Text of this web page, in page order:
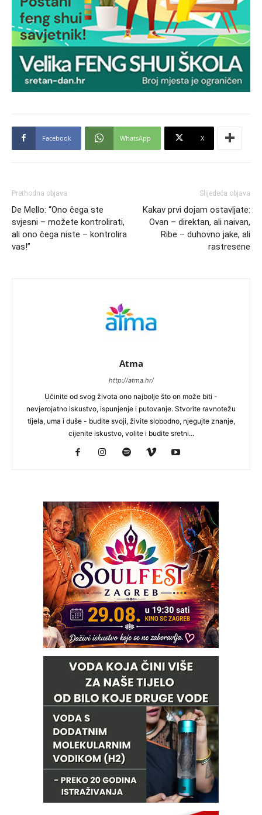
Facebook WhatsApp X
Prethodna objava
De Mello: “Ono čega ste
svjesni – možete kontrolirati,
ali ono čega niste – kontrolira
vas!”
Slijedeća objava
Kakav prvi dojam ostavljate:
Ovan – direktan, ali naivan,
Ribe – duhovno jake, ali
rastresene
Atma
http://atma.hr/
Učinite od svog života ono najbolje što on može biti -
nevjerojatno iskustvo, ispunjenje i putovanje. Stvorite ravnotežu
tijela, uma i duše - budite svoji, živite slobodno, njegujte znanje,
cijenite iskustvo, volite i budite sretni...